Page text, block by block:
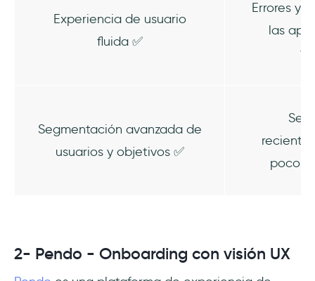
Experiencia de usuario
fluida ✅
Errores y
las
Segmentación avanzada de
usuarios y objetivos ✅
poco
2- Pendo - Onboarding con visión UX